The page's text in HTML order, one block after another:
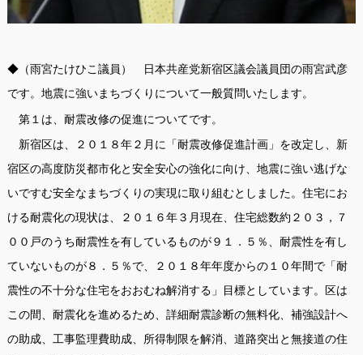
◆（雨宮たけひこ議員） 日本共産党新宿区議会議員団の雨宮武彦
です。地震に強いまちづくりについて一般質問いたします。
第１は、耐震改修の促進についてです。
新宿区は、２０１８年２月に「耐震改修促進計画」を改定し、新
宿区の高度防災都市化と安全安心の強化に向け、地震に強い逃げな
いですむ安全なまちづくりの実現に取り組むとしました。住宅にお
ける耐震化の現状は、２０１６年３月現在、住宅総数約２０３，７
００戸のうち耐震性を有しているものが９１．５％、耐震性を有し
ていないものが８．５％で、２０１８年年度からの１０年間で「耐
震性の不十分な住宅をおおむね解消する」目標としています。区は
この間、耐震化を進めるため、詳細耐震診断の無料化、補強設計へ
の助成、工事監理費助成、所得制限を解消、道路突出と無接道の住